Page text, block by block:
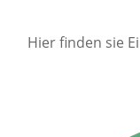
Hier finden sie